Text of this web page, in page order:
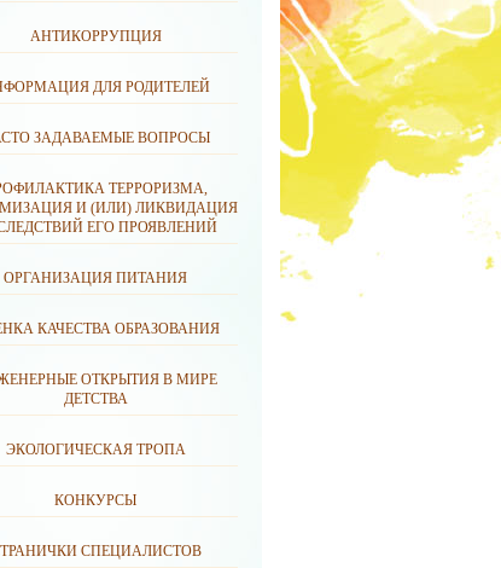
АНТИКОРРУПЦИЯ
ДЛЯ РОДИТЕЛЕЙ
ЗАДАВАЕМЫЕ ВОПРОСЫ
ТЕРРОРИЗМА,
И (ИЛИ) ЛИКВИДАЦИЯ
ЕГО ПРОЯВЛЕНИЙ
ОРГАНИЗАЦИЯ ПИТАНИЯ
КАЧЕСТВА ОБРАЗОВАНИЯ
ОТКРЫТИЯ В МИРЕ
ДЕТСТВА
ЭКОЛОГИЧЕСКАЯ ТРОПА
КОНКУРСЫ
СПЕЦИАЛИСТОВ